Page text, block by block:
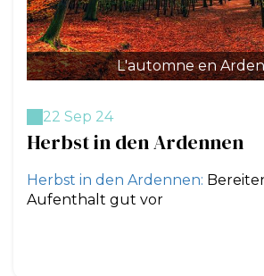
L'automne en
22 Sep 24
Herbst in den Ardennen
Herbst in den Ardennen:
Aufenthalt gut vor